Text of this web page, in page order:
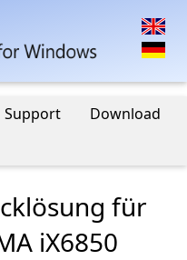
Support
Download
für
iX6850